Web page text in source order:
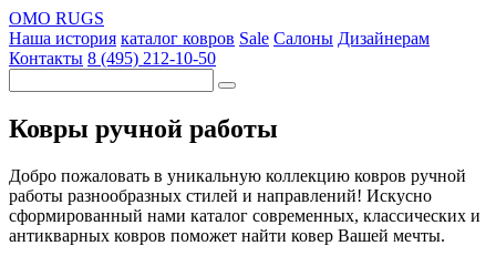
OMO RUGS
Наша история каталог ковров Sale Салоны Дизайнерам
Контакты 8 (495) 212-10-50
Ковры ручной работы
Добро пожаловать в уникальную коллекцию ковров ручной
работы разнообразных стилей и направлений! Искусно
сформированный нами каталог современных, классических и
антикварных ковров поможет найти ковер Вашей мечты.